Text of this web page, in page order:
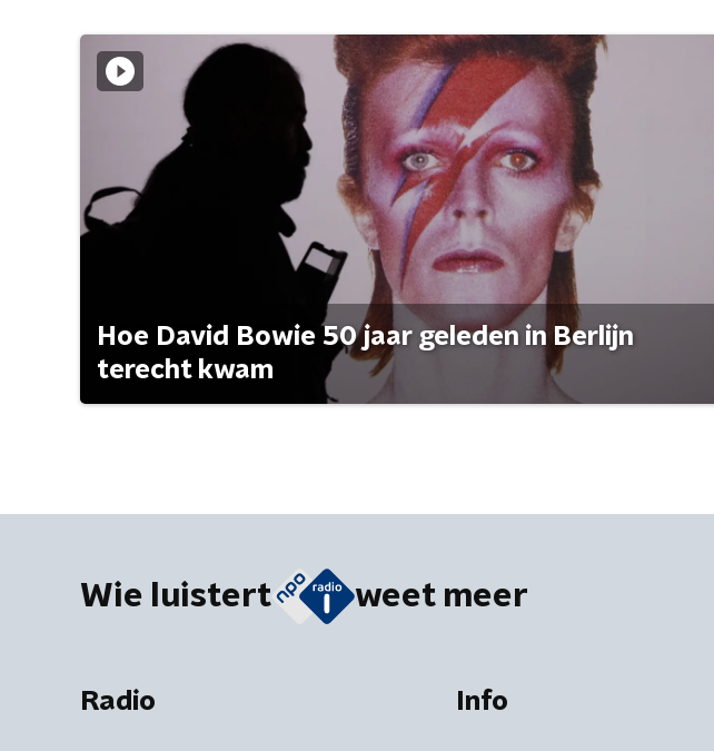
Hoe David Bowie 50 jaar geleden in Berlijn
terecht kwam
Wie luistert weet meer
Radio Info